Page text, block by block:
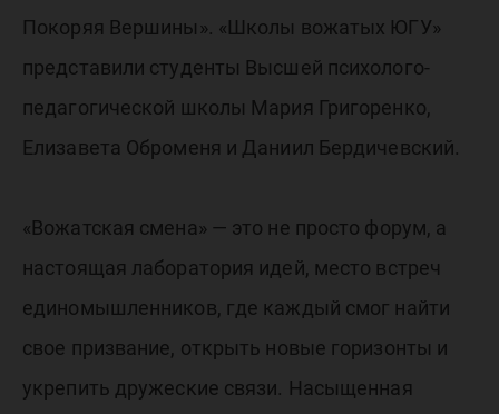
Покоряя Вершины». «Школы вожатых ЮГУ»
представили студенты Высшей психолого-
педагогической школы Мария Григоренко,
Елизавета Оброменя и Даниил Бердичевский.
«Вожатская смена» — это не просто форум, а
настоящая лаборатория идей, место встреч
единомышленников, где каждый смог найти
свое призвание, открыть новые горизонты и
укрепить дружеские связи. Насыщенная